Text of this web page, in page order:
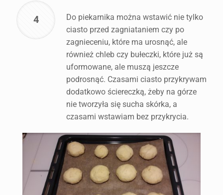
4
Do piekarnika można wstawić nie tylko
ciasto przed zagniataniem czy po
zagnieceniu, które ma urosnąć, ale
również chleb czy bułeczki, które już są
uformowane, ale muszą jeszcze
podrosnąć. Czasami ciasto przykrywam
dodatkowo ściereczką, żeby na górze
nie tworzyła się sucha skórka, a
czasami wstawiam bez przykrycia.